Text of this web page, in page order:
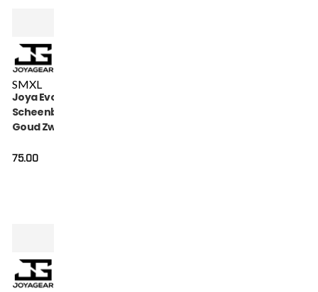
SMXL
Joya Evolution
Scheenbeschermers
Goud Zwart
75.00